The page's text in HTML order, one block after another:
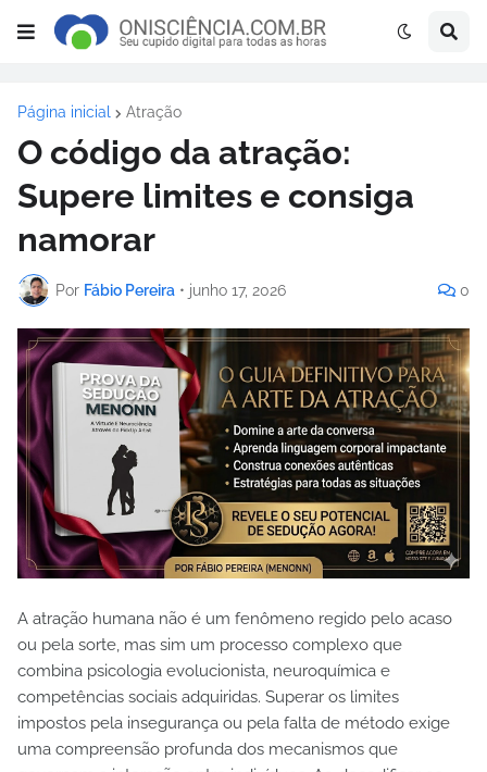
Página inicial Atração
O código da atração:
Supere limites e consiga
namorar
Por Fábio Pereira • junho 17, 2026 0
A atração humana não é um fenômeno regido pelo acaso
ou pela sorte, mas sim um processo complexo que
combina psicologia evolucionista, neuroquímica e
competências sociais adquiridas. Superar os limites
impostos pela insegurança ou pela falta de método exige
uma compreensão profunda dos mecanismos que